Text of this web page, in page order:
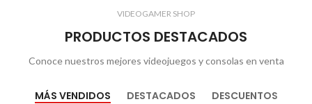
VIDEOGAMER SHOP
PRODUCTOS DESTACADOS
Conoce nuestros mejores videojuegos y consolas en venta
MÁS VENDIDOS DESTACADOS DESCUENTOS